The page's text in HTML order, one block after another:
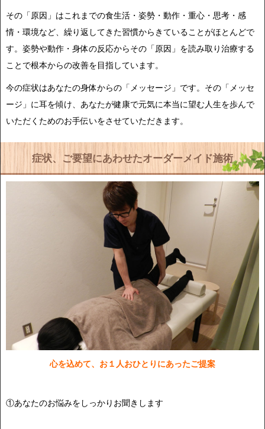
その「原因」はこれまでの食生活・姿勢・動作・重心・思考・感
情・環境など、繰り返してきた習慣からきていることがほとんどで
す。姿勢や動作・身体の反応からその「原因」を読み取り治療する
ことで根本からの改善を目指しています。
今の症状はあなたの身体からの「メッセージ」です。その「メッセ
ージ」に耳を傾け、あなたが健康で元気に本当に望む人生を歩んで
いただくためのお手伝いをさせていただきます。
症状、ご要望にあわせたオーダーメイド施術
心を込めて、お１人おひとりにあったご提案
①あなたのお悩みをしっかりお聞きします